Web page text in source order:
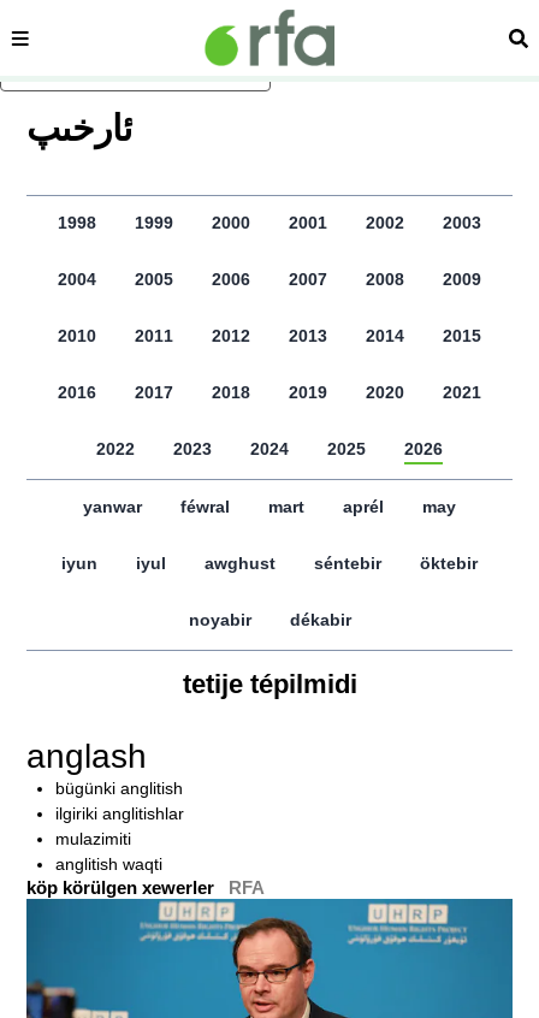
asasliq mezmungha atlang
sehipe
ﺋﺎﺭﺧﯩﭗ
1998 1999 2000 2001 2002 2003
2004 2005 2006 2007 2008 2009
2010 2011 2012 2013 2014 2015
2016 2017 2018 2019 2020 2021
2022 2023 2024 2025 2026
yanwar féwral mart aprél may
iyun iyul awghust séntebir öktebir
noyabir dékabir
tetije tépilmidi
anglash
bügünki anglitish
ilgiriki anglitishlar
mulazimiti
anglitish waqti
köp körülgen xewerler RFA